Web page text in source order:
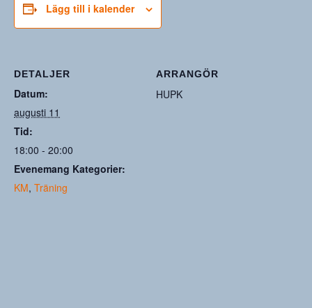
Lägg till i kalender
DETALJER
Datum:
augusti 11
Tid:
18:00 - 20:00
Evenemang Kategorier:
KM, Träning
ARRANGÖR
HUPK